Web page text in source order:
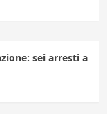
sei arresti a